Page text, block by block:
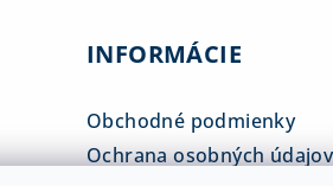
INFORMÁCIE
Obchodné podmienky
Ochrana osobných údajov